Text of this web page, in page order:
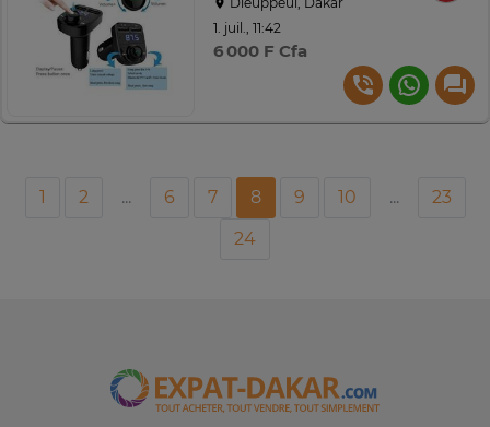
1. juil., 11:42
6 000 F Cfa
1 2 ... 6 7 8 9 10 ...
23
24